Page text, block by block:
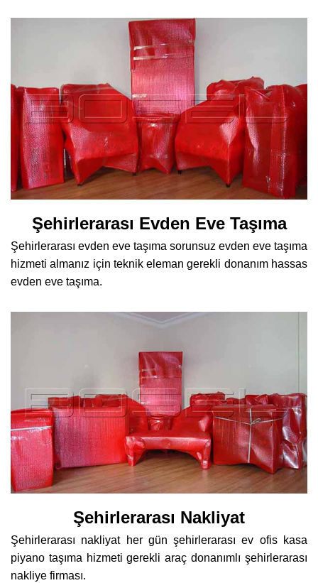
Şehirlerarası Evden Eve Taşıma
Şehirlerarası evden eve taşıma sorunsuz evden eve taşıma
hizmeti almanız için teknik eleman gerekli donanım hassas
evden eve taşıma.
Şehirlerarası Nakliyat
Şehirlerarası nakliyat her gün şehirlerarası ev ofis kasa
piyano taşıma hizmeti gerekli araç donanımlı şehirlerarası
nakliye firması.